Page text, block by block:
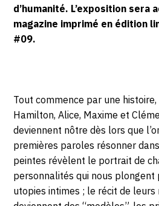
d’humanité. L’exposition sera
magazine imprimé en édition
#09.
Tout commence par une
Hamilton, Alice, Maxime et
deviennent nôtre dès lors que
premières paroles résonner
peintes révèlent le portrait de
personnalités qui nous
utopies intimes ; le récit de